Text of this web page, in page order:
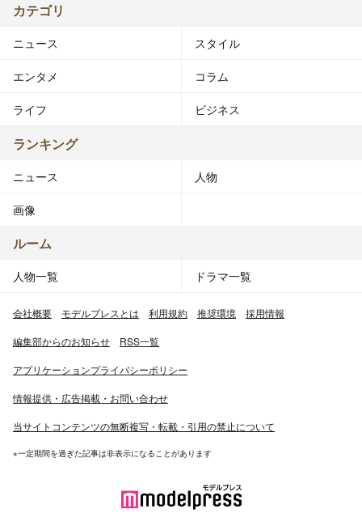
カテゴリ
ニュース スタイル
エンタメ コラム
ライフ ビジネス
ランキング
ニュース 人物
画像
ルーム
人物一覧 ドラマ一覧
会社概要 モデルプレスとは 利用規約 推奨環境 採用情報
編集部からのお知らせ RSS一覧
アプリケーションプライバシーポリシー
情報提供・広告掲載・お問い合わせ
当サイトコンテンツの無断複写・転載・引用の禁止について
※一定期間を過ぎた記事は非表示になることがあります